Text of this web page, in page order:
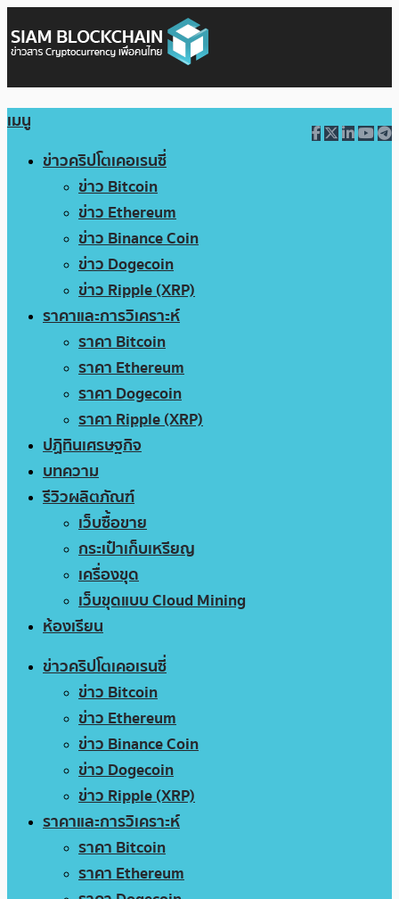
เมนู
ข่าวคริปโตเคอเรนซี่
ข่าว Bitcoin
ข่าว Ethereum
ข่าว Binance Coin
ข่าว Dogecoin
ข่าว Ripple (XRP)
ราคาและการวิเคราะห์
ราคา Bitcoin
ราคา Ethereum
ราคา Dogecoin
ราคา Ripple (XRP)
ปฏิทินเศรษฐกิจ
บทความ
รีวิวผลิตภัณฑ์
เว็บซื้อขาย
กระเป๋าเก็บเหรียญ
เครื่องขุด
เว็บขุดแบบ Cloud Mining
ห้องเรียน
ข่าวคริปโตเคอเรนซี่
ข่าว Bitcoin
ข่าว Ethereum
ข่าว Binance Coin
ข่าว Dogecoin
ข่าว Ripple (XRP)
ราคาและการวิเคราะห์
ราคา Bitcoin
ราคา Ethereum